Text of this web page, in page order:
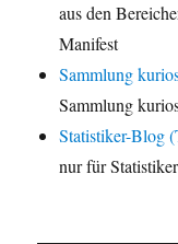
aus den
Manifest
Sammlung
Sammlung
Statistiker-Blog
nur für Statistiker